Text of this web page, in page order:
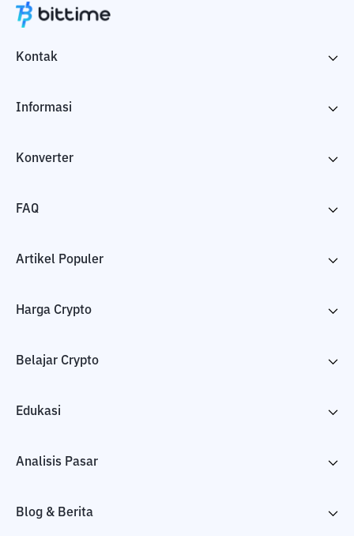
Kontak
Informasi
Konverter
FAQ
Artikel Populer
Harga Crypto
Belajar Crypto
Edukasi
Analisis Pasar
Blog & Berita